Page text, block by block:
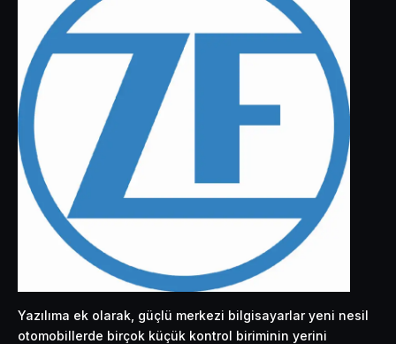
Yazılıma ek olarak, güçlü merkezi bilgisayarlar yeni nesil
otomobillerde birçok küçük kontrol biriminin yerini